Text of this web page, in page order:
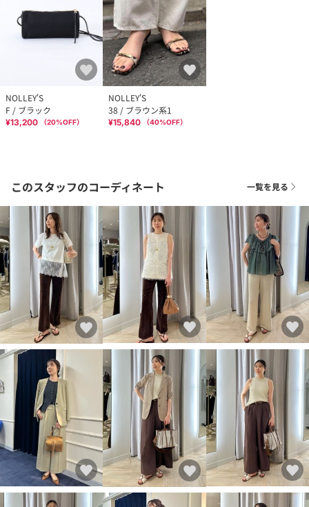
NOLLEY'S
F / ブラック
¥13,200 （20%OFF）
NOLLEY'S
38 / ブラウン系1
¥15,840 （40%OFF）
このスタッフのコーディネート 一覧を見る